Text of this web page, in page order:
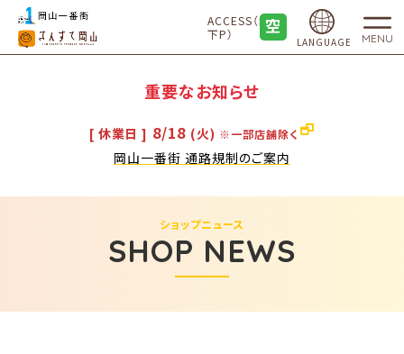
ACCESS（地
下P）
LANGUAGE MENU
重要なお知らせ
[ 休業日 ] 8/18 (火) ※一部店舗除く
岡山一番街 通路規制のご案内
SHOP NEWS
ショップニュース